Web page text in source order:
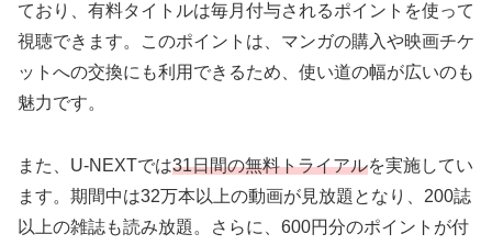
ており、有料タイトルは毎月付与されるポイントを使って
視聴できます。このポイントは、マンガの購入や映画チケ
ットへの交換にも利用できるため、使い道の幅が広いのも
魅力です。
また、U-NEXTでは31日間の無料トライアルを実施してい
ます。期間中は32万本以上の動画が見放題となり、200誌
以上の雑誌も読み放題。さらに、600円分のポイントが付